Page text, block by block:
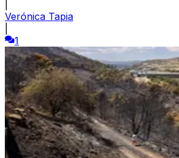
Verónica Tapia
1